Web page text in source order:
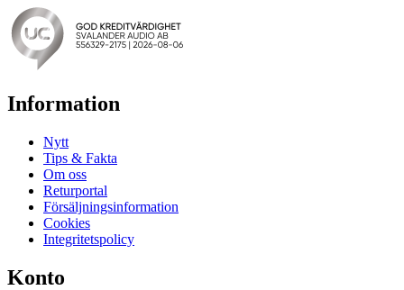
Information
Nytt
Tips & Fakta
Om oss
Returportal
Försäljningsinformation
Cookies
Integritetspolicy
Konto